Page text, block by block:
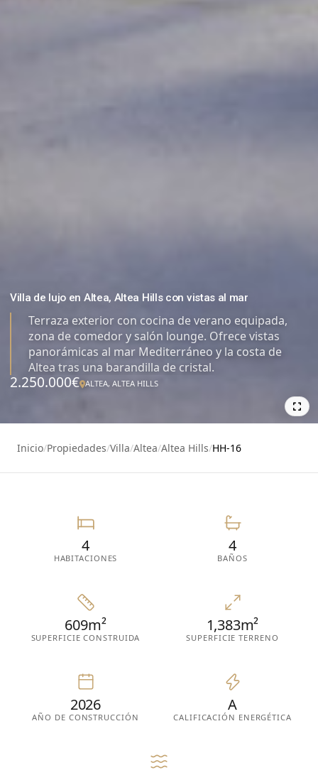
Villa de lujo en Altea, Altea Hills con vistas al mar
Terraza exterior con cocina de verano equipada,
zona de comedor y salón lounge. Ofrece vistas
panorámicas al mar Mediterráneo y la costa de
Altea tras una barandilla de cristal.
2.250.000€ ALTEA, ALTEA HILLS
Inicio/Propiedades/Villa/Altea/Altea Hills/HH-16
4
HABITACIONES
4
BAÑOS
609m²
SUPERFICIE CONSTRUIDA
1,383m²
SUPERFICIE TERRENO
2026
AÑO DE CONSTRUCCIÓN
A
CALIFICACIÓN ENERGÉTICA